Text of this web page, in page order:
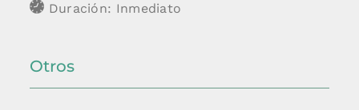
Duración: Inmediato
Otros